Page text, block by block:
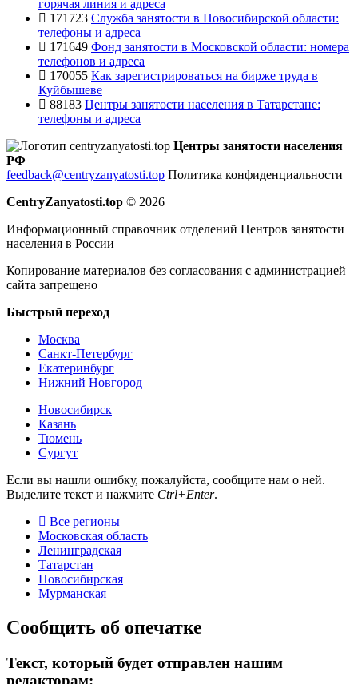
горячая линия и адреса
171723 Служба занятости в Новосибирской области:
телефоны и адреса
171649 Фонд занятости в Московской области: номера
телефонов и адреса
170055 Как зарегистрироваться на бирже труда в
Куйбышеве
88183 Центры занятости населения в Татарстане:
телефоны и адреса
Центры занятости населения
РФ
feedback@centryzanyatosti.top Политика конфиденциальности
CentryZanyatosti.top © 2026
Информационный справочник отделений Центров занятости
населения в России
Копирование материалов без согласования с администрацией
сайта запрещено
Быстрый переход
Москва
Санкт-Петербург
Екатеринбург
Нижний Новгород
Новосибирск
Казань
Тюмень
Сургут
Если вы нашли ошибку, пожалуйста, сообщите нам о ней.
Выделите текст и нажмите Ctrl+Enter.
Все регионы
Московская область
Ленинградская
Татарстан
Новосибирская
Мурманская
Сообщить об опечатке
Текст, который будет отправлен нашим
редакторам: